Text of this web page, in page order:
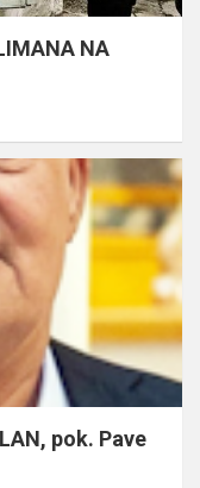
NA
pok. Pave